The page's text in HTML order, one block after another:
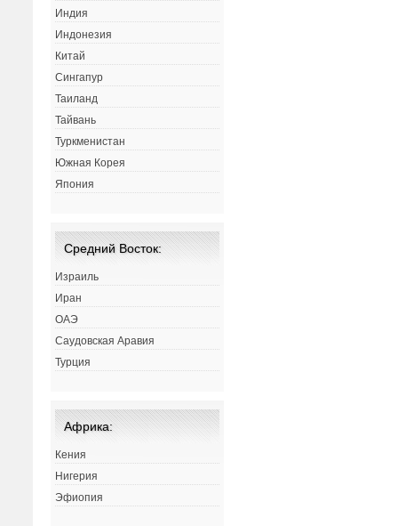
Индия
Индонезия
Китай
Сингапур
Таиланд
Тайвань
Туркменистан
Южная Корея
Япония
Средний Восток:
Израиль
Иран
ОАЭ
Саудовская Аравия
Турция
Африка:
Кения
Нигерия
Эфиопия